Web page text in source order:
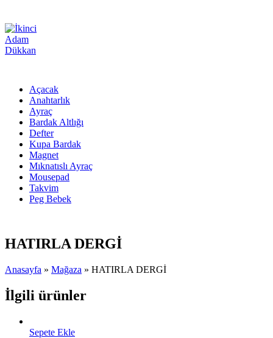
Açacak
Anahtarlık
Ayraç
Bardak Altlığı
Defter
Kupa Bardak
Magnet
Mıknatıslı Ayraç
Mousepad
Takvim
Peg Bebek
HATIRLA DERGİ
Anasayfa » Mağaza » HATIRLA DERGİ
İlgili ürünler
Sepete Ekle